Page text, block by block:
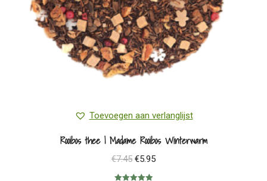
Toevoegen aan verlanglijst
Rooibos thee | Madame Rooibos Winterwarm
€7.45 Oorspronkelijke
prijs
€5.95Huidige